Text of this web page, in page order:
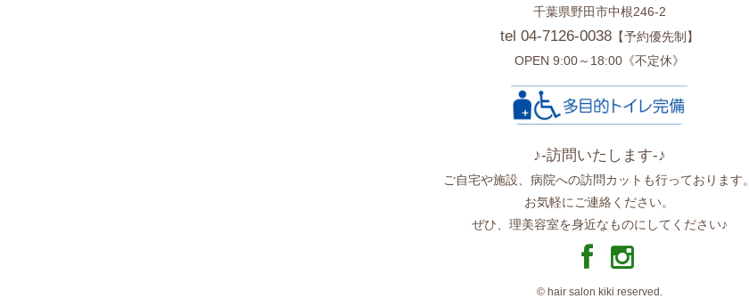
千葉県野田市中根246-2
tel 04-7126-0038【予約優先制】
OPEN 9:00～18:00《不定休》
♪-訪問いたします-♪
ご自宅や施設、病院への訪問カットも行っております。
お気軽にご連絡ください。
ぜひ、理美容室を身近なものにしてください♪
© hair salon kiki reserved.